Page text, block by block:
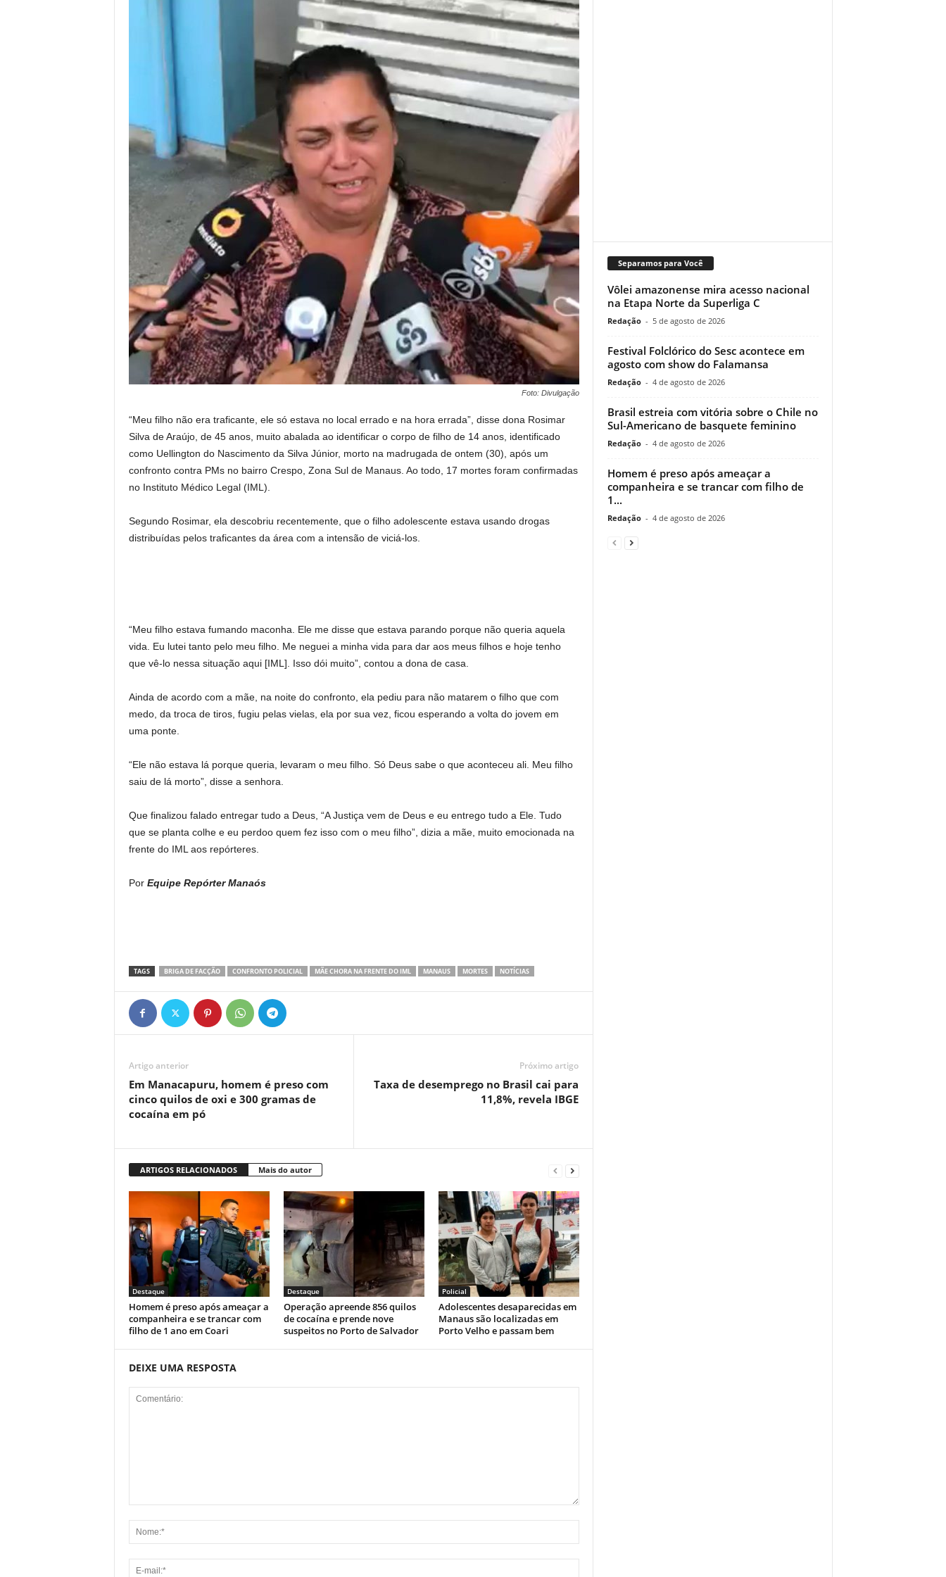
Foto: Divulgação
“Meu filho não era traficante, ele só estava no local errado e na hora errada”, disse dona Rosimar
Silva de Araújo, de 45 anos, muito abalada ao identificar o corpo de filho de 14 anos, identificado
como Uellington do Nascimento da Silva Júnior, morto na madrugada de ontem (30), após um
confronto contra PMs no bairro Crespo, Zona Sul de Manaus. Ao todo, 17 mortes foram confirmadas
no Instituto Médico Legal (IML).
Segundo Rosimar, ela descobriu recentemente, que o filho adolescente estava usando drogas
distribuídas pelos traficantes da área com a intensão de viciá-los.
“Meu filho estava fumando maconha. Ele me disse que estava parando porque não queria aquela
vida. Eu lutei tanto pelo meu filho. Me neguei a minha vida para dar aos meus filhos e hoje tenho
que vê-lo nessa situação aqui [IML]. Isso dói muito”, contou a dona de casa.
Ainda de acordo com a mãe, na noite do confronto, ela pediu para não matarem o filho que com
medo, da troca de tiros, fugiu pelas vielas, ela por sua vez, ficou esperando a volta do jovem em
uma ponte.
“Ele não estava lá porque queria, levaram o meu filho. Só Deus sabe o que aconteceu ali. Meu filho
saiu de lá morto”, disse a senhora.
Que finalizou falado entregar tudo a Deus, “A Justiça vem de Deus e eu entrego tudo a Ele. Tudo
que se planta colhe e eu perdoo quem fez isso com o meu filho”, dizia a mãe, muito emocionada na
frente do IML aos repórteres.
Por Equipe Repórter Manaós
TAGS BRIGA DE FACÇÃO CONFRONTO POLICIAL MÃE CHORA NA FRENTE DO IML MANAUS MORTES NOTÍCIAS
Artigo anterior
Em Manacapuru, homem é preso com
cinco quilos de oxi e 300 gramas de
cocaína em pó
Próximo artigo
Taxa de desemprego no Brasil cai para
11,8%, revela IBGE
ARTIGOS RELACIONADOS Mais do autor
Destaque
Homem é preso após ameaçar a
companheira e se trancar com
filho de 1 ano em Coari
Destaque
Operação apreende 856 quilos
de cocaína e prende nove
suspeitos no Porto de Salvador
Policial
Adolescentes desaparecidas em
Manaus são localizadas em
Porto Velho e passam bem
DEIXE UMA RESPOSTA
Separamos para Você
Vôlei amazonense mira acesso nacional
na Etapa Norte da Superliga C
Redação - 5 de agosto de 2026
Festival Folclórico do Sesc acontece em
agosto com show do Falamansa
Redação - 4 de agosto de 2026
Brasil estreia com vitória sobre o Chile no
Sul-Americano de basquete feminino
Redação - 4 de agosto de 2026
Homem é preso após ameaçar a
companheira e se trancar com filho de
1...
Redação - 4 de agosto de 2026